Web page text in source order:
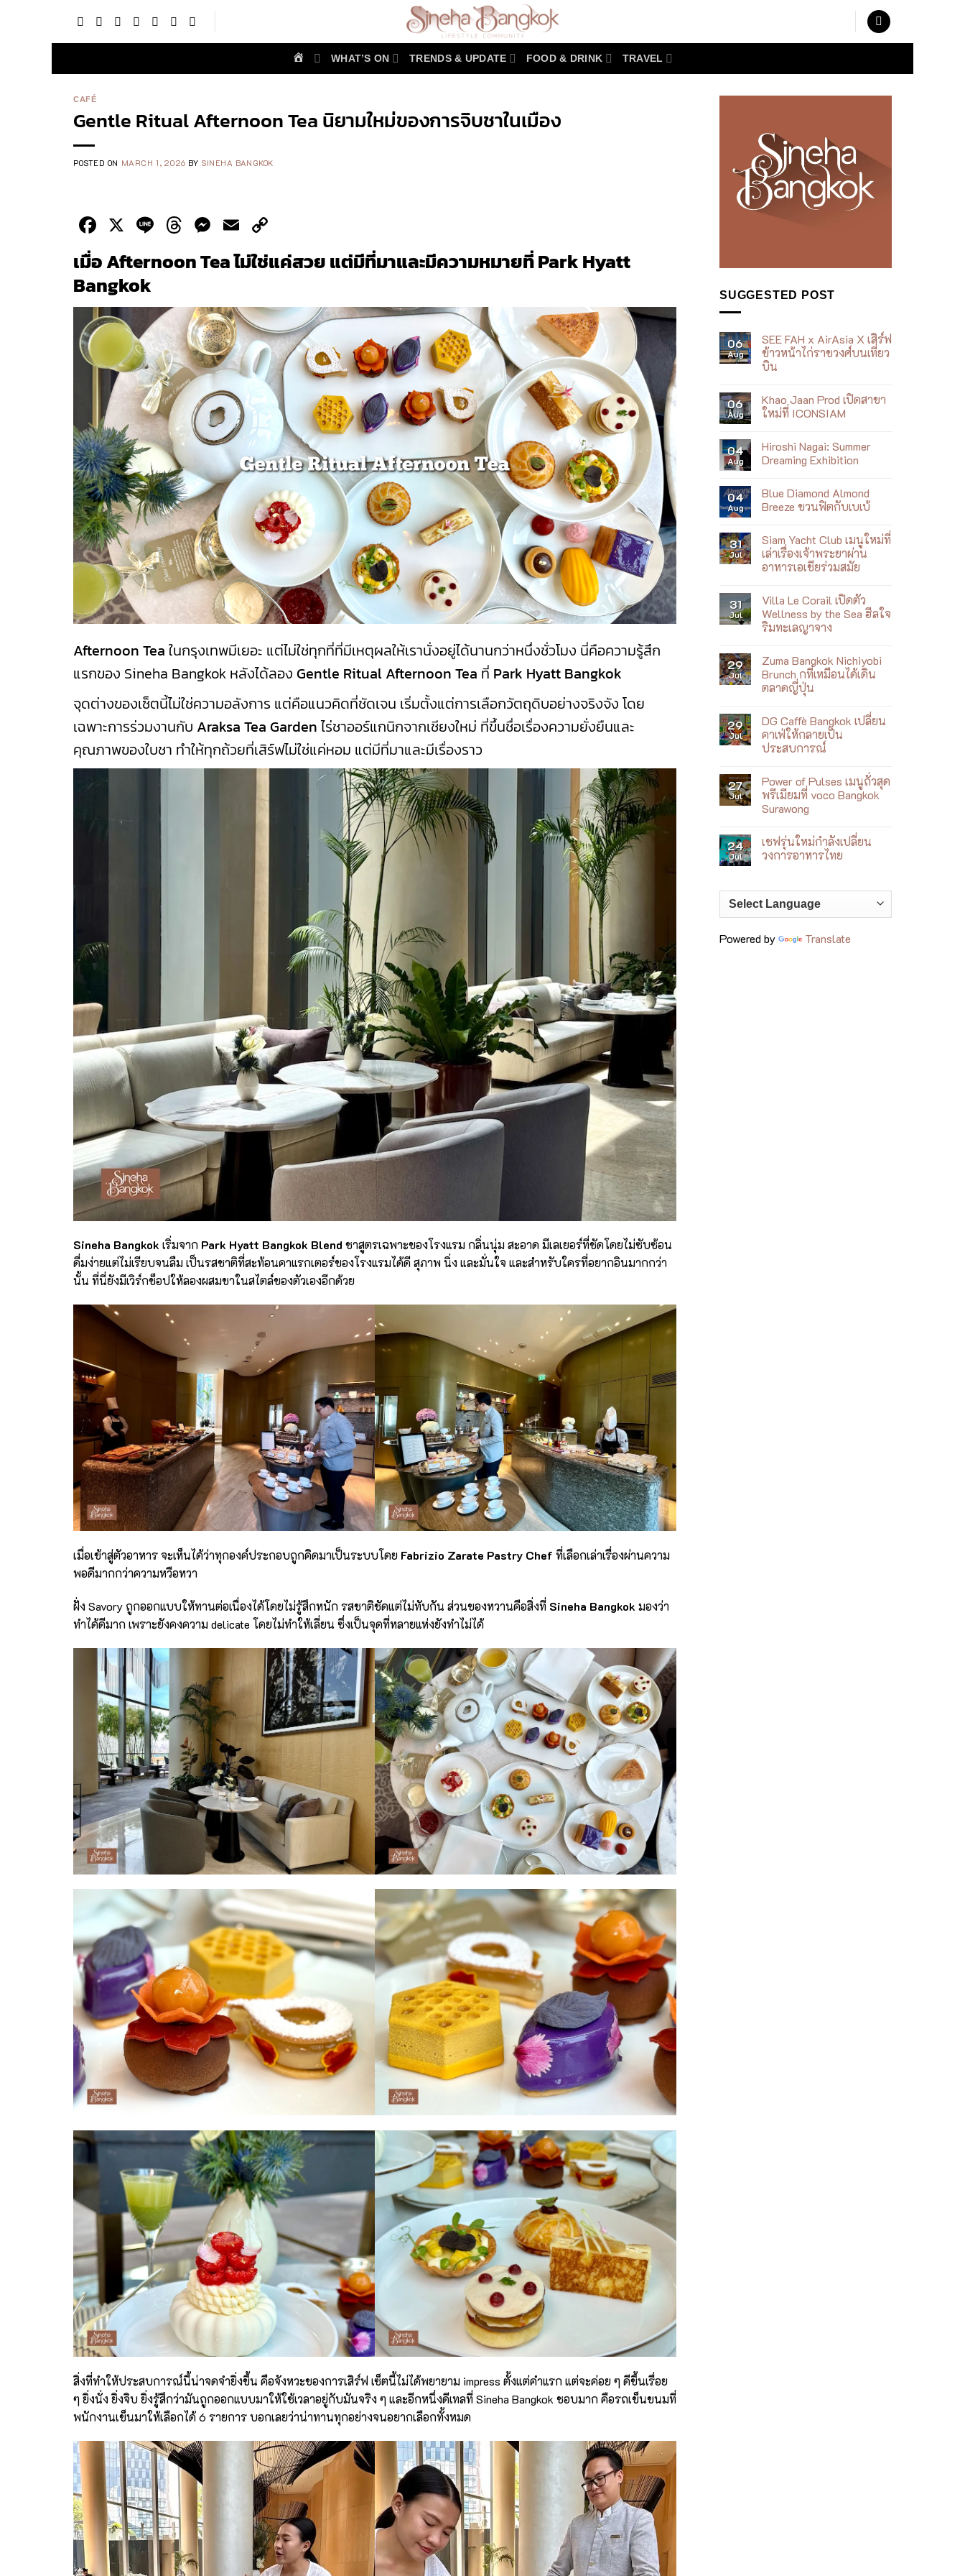
content
WHAT’S ON TRENDS & UPDATE FOOD & DRINK TRAVEL
CAFÉ
Gentle Ritual Afternoon Tea นิยามใหม่ของการจิบชาในเมือง
POSTED ON MARCH 1, 2026 BY SINEHA BANGKOK
Facebook
X LineThreads
Messenger
Email
Link
เมื่อ Afternoon Tea ไม่ใช่แค่สวย แต่มีที่มาและมีความหมายที่ Park Hyatt
Bangkok
Afternoon Tea ในกรุงเทพมีเยอะ แต่ไม่ใช่ทุกที่ที่มีเหตุผลให้เรานั่งอยู่ได้นานกว่าหนึ่งชั่วโมง นี่คือความรู้สึก
แรกของ Sineha Bangkok หลังได้ลอง Gentle Ritual Afternoon Tea ที่ Park Hyatt Bangkok
จุดต่างของเซ็ตนี้ไม่ใช่ความอลังการ แต่คือแนวคิดที่ชัดเจน เริ่มตั้งแต่การเลือกวัตถุดิบอย่างจริงจัง โดย
เฉพาะการร่วมงานกับ Araksa Tea Gardenไร่ชาออร์แกนิกจากเชียงใหม่ ที่ขึ้นชื่อเรื่องความยั่งยืนและ
คุณภาพของใบชา ทำให้ทุกถ้วยที่เสิร์ฟไม่ใช่แค่หอม แต่มีที่มาและมีเรื่องราว
Sineha Bangkok เริ่มจาก Park Hyatt Bangkok Blend ชาสูตรเฉพาะของโรงแรม กลิ่นนุ่ม สะอาด มีเลเยอร์ที่ชัดโดยไม่ซับซ้อน
ดื่มง่ายแต่ไม่เรียบจนลืม เป็นรสชาติที่สะท้อนคาแรกเตอร์ของโรงแรมได้ดี สุภาพ นิ่ง และมั่นใจ และสำหรับใครที่อยากอินมากกว่า
นั้น ที่นี่ยังมีเวิร์กช็อปให้ลองผสมชาในสไตล์ของตัวเองอีกด้วย
เมื่อเข้าสู่ตัวอาหาร จะเห็นได้ว่าทุกองค์ประกอบถูกคิดมาเป็นระบบโดย Fabrizio Zarate Pastry Chef ที่เลือกเล่าเรื่องผ่านความ
พอดีมากกว่าความหวือหวา
ฝั่ง Savory ถูกออกแบบให้ทานต่อเนื่องได้โดยไม่รู้สึกหนัก รสชาติชัดแต่ไม่ทับกัน ส่วนของหวานคือสิ่งที่ Sineha Bangkok มองว่า
ทำได้ดีมาก เพราะยังคงความ delicate โดยไม่ทำให้เลี่ยน ซึ่งเป็นจุดที่หลายแห่งยังทำไม่ได้
สิ่งที่ทำให้ประสบการณ์นี้น่าจดจำยิ่งขึ้น คือจังหวะของการเสิร์ฟ เซ็ตนี้ไม่ได้พยายาม impress ตั้งแต่คำแรก แต่จะค่อย ๆ ดีขึ้นเรื่อย
ๆ ยิ่งนั่ง ยิ่งจิบ ยิ่งรู้สึกว่ามันถูกออกแบบมาให้ใช้เวลาอยู่กับมันจริง ๆ และอีกหนึ่งดีเทลที่ Sineha Bangkok ชอบมาก คือรถเข็นขนมที่
พนักงานเข็นมาให้เลือกได้ 6 รายการ บอกเลยว่าน่าทานทุกอย่างจนอยากเลือกทั้งหมด
SUGGESTED POST
06
Aug
SEE FAH x AirAsia X เสิร์ฟ
ข้าวหน้าไก่ราชวงศ์บนเที่ยว
บิน
on
SEE
FAH
X
เสิร์ฟ
ข้าว
ราชวงศ์
บน
เที่ยว
06
Aug
Khao Jaan Prod เปิดสาขา
ใหม่ที่ ICONSIAM
on
Khao
Jaan
สาขา
ใหม่
ที่
04
Aug
Hiroshi Nagai: Summer
Dreaming Exhibition
on
Hiroshi
Nagai:
Exhibition
04
Aug
Blue Diamond Almond
Breeze ชวนฟิตกับเบเบ้
on
Blue
Diamond
Almond
ฟิต
กับ
เบ
เบ้
31
Jul
Siam Yacht Club เมนูใหม่ที่
เล่าเรื่องเจ้าพระยาผ่าน
อาหารเอเชียร่วมสมัย
on
Siam
Yacht
Club
ที่
เล่า
เรื่อง
เจ้าพระยา
ผ่าน
ร่วม
สมัย
31
Jul
Villa Le Corail เปิดตัว
Wellness by the Sea ฮีลใจ
ริมทะเลญาจาง
on
Villa
Le
Corail
Wellness
by
the
Sea
ฮีล
ทะเล
ญา
จาง
29
Jul
Zuma Bangkok Nichiyobi
Brunch กที่เหมือนได้เดิน
ตลาดญี่ปุ่น
on
Zuma
Bangkok
Nichiyobi
ที่
เหมือน
ได้
เดิน
ตลาด
29
Jul
DG Caffè Bangkok เปลี่ยน
คาเฟ่ให้กลายเป็น
ประสบการณ์
on
DG
Caffè
Bangkok
ให้
กลาย
เป็น
27
Jul
Power of Pulses เมนูถั่วสุด
พรีเมียมที่ voco Bangkok
Surawong
Comments
on
Power
of
ถั่ว
สุด
พรีเมียม
ที่
Bangkok
Surawong
24
Jul
เชฟรุ่นใหม่กำลังเปลี่ยน
วงการอาหารไทย
on
เชฟ
รุ่น
ใหม่
เปลี่ยน
วงการ
Powered by Translate